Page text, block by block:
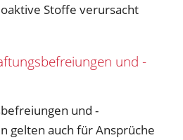
Stoffe verursacht
und -
und -
gelten auch für Ansprüche